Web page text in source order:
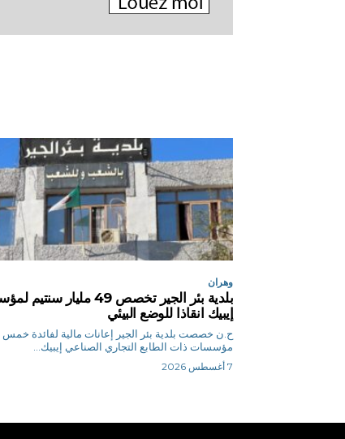
وهران
بلدية بئر الجير تخصص 49 مليار
إيبيك انقاذا للوضع البيئي
ح.ن خصصت بلدية بئر الجير إعانات مالية لفائدة خمس
مؤسسات ذات الطابع التجاري الصناعي إيبيك...
7 أغسطس 2026